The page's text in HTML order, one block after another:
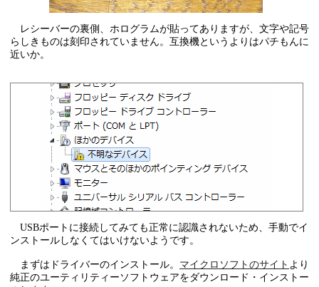
レシーバーの裏側、ホログラムが貼ってありますが、文字や記号
らしきものは刻印されていません。互換機というよりはパチもんに
近いか。
USBポートに接続してみても正常に認識されないため、手動でイ
ンストールしなくてはいけないようです。
まずはドライバーのインストール。 マイクロソフトのサイト より
純正のユーティリティーソフトウェアをダウンロード・インストー